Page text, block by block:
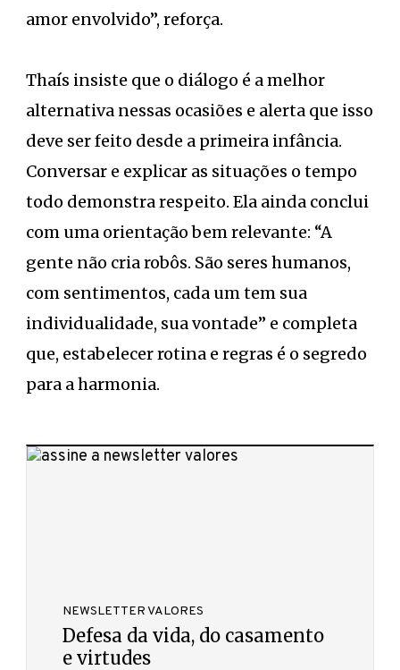
amor envolvido”, reforça.
Thaís insiste que o diálogo é a melhor
alternativa nessas ocasiões e alerta que isso
deve ser feito desde a primeira infância.
Conversar e explicar as situações o tempo
todo demonstra respeito. Ela ainda conclui
com uma orientação bem relevante: “A
gente não cria robôs. São seres humanos,
com sentimentos, cada um tem sua
individualidade, sua vontade” e completa
que, estabelecer rotina e regras é o segredo
para a harmonia.
NEWSLETTER VALORES
Defesa da vida, do casamento
e virtudes